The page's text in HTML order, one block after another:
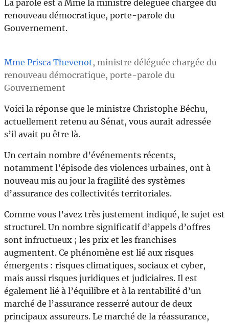
La parole est à Mme la ministre déléguée chargée du
renouveau démocratique, porte-parole du
Gouvernement.
Mme Prisca Thevenot, ministre déléguée chargée du
renouveau démocratique, porte-parole du
Gouvernement
Voici la réponse que le ministre Christophe Béchu,
actuellement retenu au Sénat, vous aurait adressée
s’il avait pu être là.
Un certain nombre d’événements récents,
notamment l’épisode des violences urbaines, ont à
nouveau mis au jour la fragilité des systèmes
d’assurance des collectivités territoriales.
Comme vous l’avez très justement indiqué, le sujet est
structurel. Un nombre significatif d’appels d’offres
sont infructueux ; les prix et les franchises
augmentent. Ce phénomène est lié aux risques
émergents : risques climatiques, sociaux et cyber,
mais aussi risques juridiques et judiciaires. Il est
également lié à l’équilibre et à la rentabilité d’un
marché de l’assurance resserré autour de deux
principaux assureurs. Le marché de la réassurance,